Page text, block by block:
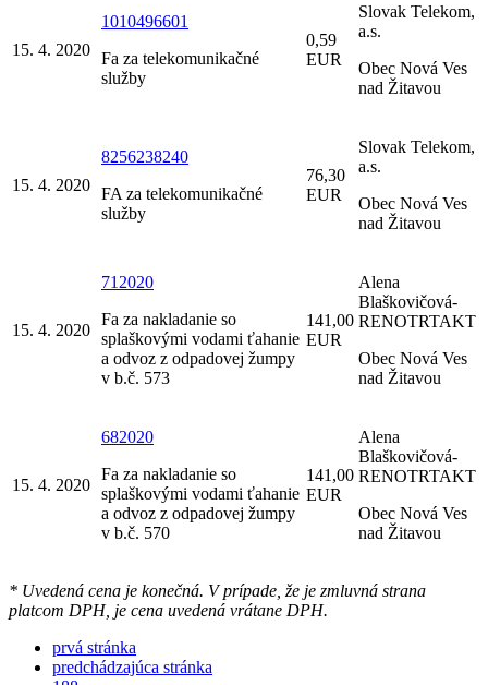
15. 4. 2020
1010496601
Fa za telekomunikačné
služby
0,59
EUR
Slovak Telekom,
a.s.
Obec Nová Ves
nad Žitavou
15. 4. 2020
8256238240
FA za telekomunikačné
služby
76,30
EUR
Slovak Telekom,
a.s.
Obec Nová Ves
nad Žitavou
15. 4. 2020
712020
Fa za nakladanie so
splaškovými vodami ťahanie
a odvoz z odpadovej žumpy
v b.č. 573
141,00
EUR
Alena
Blaškovičová-
RENOTRTAKT
Obec Nová Ves
nad Žitavou
15. 4. 2020
682020
Fa za nakladanie so
splaškovými vodami ťahanie
a odvoz z odpadovej žumpy
v b.č. 570
141,00
EUR
Alena
Blaškovičová-
RENOTRTAKT
Obec Nová Ves
nad Žitavou
* Uvedená cena je konečná. V prípade, že je zmluvná strana
platcom DPH, je cena uvedená vrátane DPH.
prvá stránka
predchádzajúca stránka